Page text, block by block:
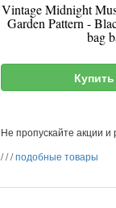
Vintage Midnight
Garden Pattern -
bag
Не пропускайте акции
///подобные товары